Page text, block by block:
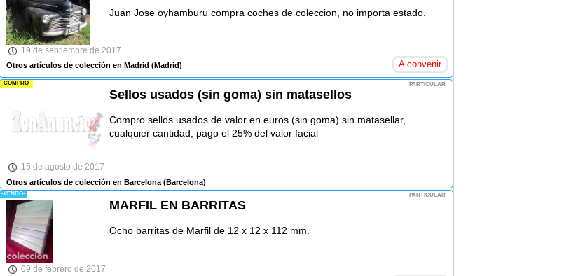
Juan Jose oyhamburu compra coches de coleccion, no importa estado.
19 de septiembre de 2017
Otros artículos de colección en Madrid (Madrid) A convenir
-COMPRO- PARTICULAR
Sellos usados (sin goma) sin matasellos
Compro sellos usados de valor en euros (sin goma) sin matasellar,
cualquier cantidad; pago el 25% del valor facial
15 de agosto de 2017
Otros artículos de colección en Barcelona(Barcelona)
-VENDO- PARTICULAR
MARFIL EN BARRITAS
Ocho barritas de Marfil de 12 x 12 x 112 mm.
09 de febrero de 2017